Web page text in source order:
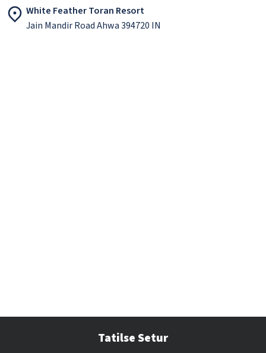
White Feather Toran Resort
Jain Mandir Road Ahwa 394720 IN
Tatilse Setur